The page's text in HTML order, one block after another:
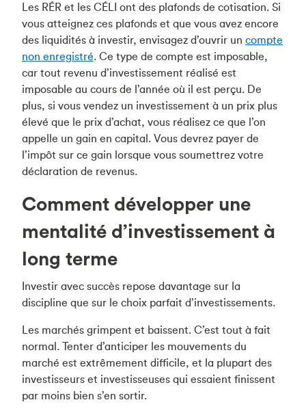
Les RÉR et les CÉLI ont des plafonds de cotisation. Si
vous atteignez ces plafonds et que vous avez encore
des liquidités à investir, envisagez d’ouvrir un compte
non enregistré. Ce type de compte est imposable,
car tout revenu d’investissement réalisé est
imposable au cours de l’année où il est perçu. De
plus, si vous vendez un investissement à un prix plus
élevé que le prix d’achat, vous réalisez ce que l’on
appelle un gain en capital. Vous devrez payer de
l’impôt sur ce gain lorsque vous soumettrez votre
déclaration de revenus.
Comment développer une
mentalité d’investissement à
long terme
Investir avec succès repose davantage sur la
discipline que sur le choix parfait d’investissements.
Les marchés grimpent et baissent. C’est tout à fait
normal. Tenter d’anticiper les mouvements du
marché est extrêmement difficile, et la plupart des
investisseurs et investisseuses qui essaient finissent
par moins bien s’en sortir.